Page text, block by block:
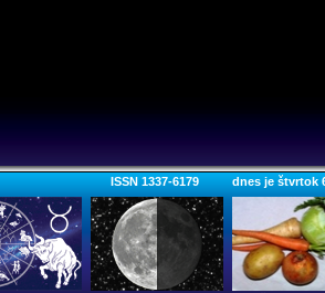
ISSN 1337-6179 dnes je štvrtok